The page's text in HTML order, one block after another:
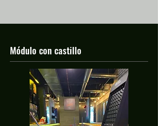
Módulo con castillo